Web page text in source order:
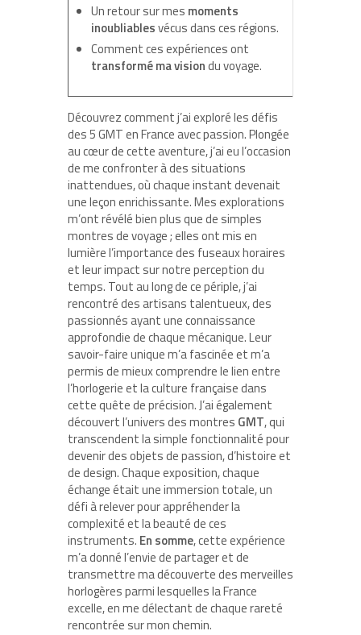
Un retour sur mes moments
inoubliablesvécus dans ces régions.
Comment ces expériences ont
transformé ma visiondu voyage.
Découvrez comment j’ai exploré les défis
des 5 GMT en France avec passion. Plongée
au cœur de cette aventure, j’ai eu l’occasion
de me confronter à des situations
inattendues, où chaque instant devenait
une leçon enrichissante. Mes explorations
m’ont révélé bien plus que de simples
montres de voyage ; elles ont mis en
lumière l’importance des fuseaux horaires
et leur impact sur notre perception du
temps. Tout au long de ce périple, j’ai
rencontré des artisans talentueux, des
passionnés ayant une connaissance
approfondie de chaque mécanique. Leur
savoir-faire unique m’a fascinée et m’a
permis de mieux comprendre le lien entre
l’horlogerie et la culture française dans
cette quête de précision. J’ai également
découvert l’univers des montres GMT, qui
transcendent la simple fonctionnalité pour
devenir des objets de passion, d’histoire et
de design. Chaque exposition, chaque
échange était une immersion totale, un
défi à relever pour appréhender la
complexité et la beauté de ces
instruments. En somme, cette expérience
m’a donné l’envie de partager et de
transmettre ma découverte des merveilles
horlogères parmi lesquelles la France
excelle, en me délectant de chaque rareté
rencontrée sur mon chemin.